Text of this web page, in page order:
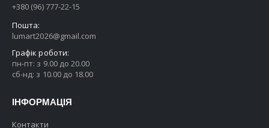
+380 (96) 777-22-15
Пошта:
lumart2026@gmail.com
Графік роботи:
пн-пт: з 9.00 до 20.00
сб-нд: з 10.00 до 18.00
ІНФОРМАЦІЯ
Контакти